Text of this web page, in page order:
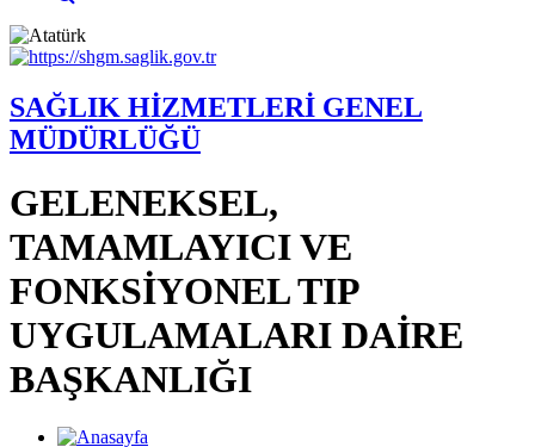
SAĞLIK HİZMETLERİ GENEL
MÜDÜRLÜĞÜ
GELENEKSEL,
TAMAMLAYICI VE
FONKSİYONEL TIP
UYGULAMALARI DAİRE
BAŞKANLIĞI